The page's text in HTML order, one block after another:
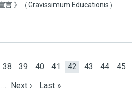
言 》（Gravissimum Educationis）
Page
38 Page
39 Page
40 Page
41 Current page
42 Page
43 Page
44 Page
45
… Next page
Next › Last page
Last »